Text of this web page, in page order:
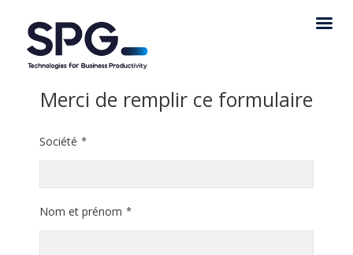
Merci de remplir ce formulaire
Société *
Nom et prénom *